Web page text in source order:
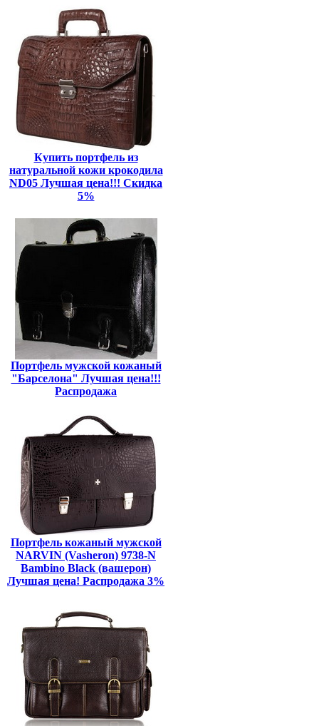
Купить портфель из
натуральной кожи крокодила
ND05 Лучшая цена!!! Скидка
5%
Портфель мужской кожаный
"Барселона" Лучшая цена!!!
Распродажа
Портфель кожаный мужской
NARVIN (Vasheron) 9738-N
Bambino Black (вашерон)
Лучшая цена! Распродажа 3%